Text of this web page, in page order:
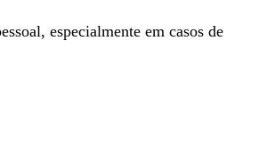
especialmente em casos de